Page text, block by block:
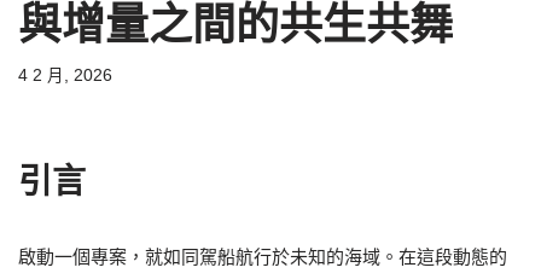
與增量之間的共生共舞
4 2 月, 2026
引言
啟動一個專案，就如同駕船航行於未知的海域。在這段動態的